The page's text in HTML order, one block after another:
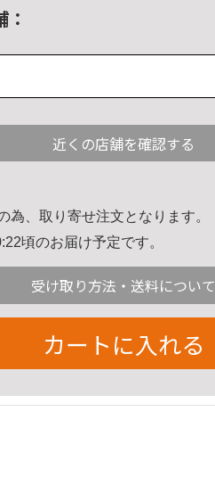
近くの店舗を確認する
為、取り寄せ注文となります。
頃のお届け予定です。
受け取り方法・送料について
カートに入れる